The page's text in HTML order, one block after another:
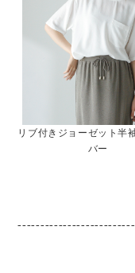
リブ付きジョーゼット半
バー